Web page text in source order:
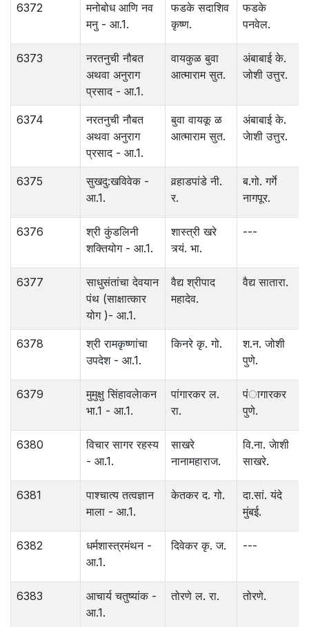
6372
मनोबोध आणि नव
मनु - आ.1.
फडके सदाशिव
कृष्ण.
फडके
पनवेल.
6373
नरतनुची नौबत
अथवा अनुराग
प्रसाद - आ.1.
वायकुळ बुवा
आत्माराम सुत.
अंबाबाई के.
जोशी उत्तुर.
6374
नरतनुची नौबत
अथवा अनुराग
प्रसाद - आ.1.
बुवा वायकू ळ
आत्माराम सुत.
अंबाबाई के.
जेाशी उत्तुर.
6375
सुखदु:खविवेक -
आ.1.
वर्‍हाडपांडे नी.
र.
ब.गो. गर्गे
नागपूर.
6376
श्री कुंडलिनी
शक्तियोग - आ.1.
शास्त्री खरे
त्र्यं. भा.
---
6377
साधुसंतांचा देवयान
पंथ (साक्षात्कार
योग )- आ.1.
वैद्य श्रीपाद
महादेव.
वैद्य सातारा.
6378
श्री रामकृष्णांचा
उपदेश - आ.1.
किनरे कृ. गो.
श.न. जोशी
पुणे.
6379
मुमुक्षु सिंहावलेाकन
भा.1 - आ.1.
पांगारकर ल.
रा.
पंागारकर
पुणे.
6380
विचार सागर रहस्य
- आ.1.
साखरे
नानामहाराज.
वि.ना. जेाशी
साखरे.
6381
पाश्‍चात्य तत्वज्ञान
माला - आ.1.
केतकर द. गो.
दा.सां. यंदे
मुंबई.
6382
धर्मशास्त्रमंथन -
आ.1.
दिवेकर कृ. ज. ---
6383
आचार्य चतुष्यांक -
आ.1.
तोरणे ल. रा. तोरणे.